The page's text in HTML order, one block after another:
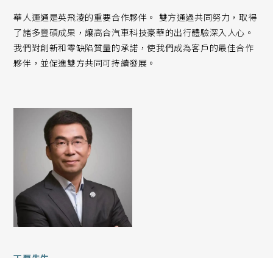
華人運通是英飛淩的重要合作夥伴。 雙方通過共同努力，取得
了諸多豐碩成果，讓高合汽車科技豪華的出行體驗深入人心。
我們對創新和零缺陷質量的承諾，使我們成為客戶的最佳合作
夥伴，並促進雙方共同可持續發展。